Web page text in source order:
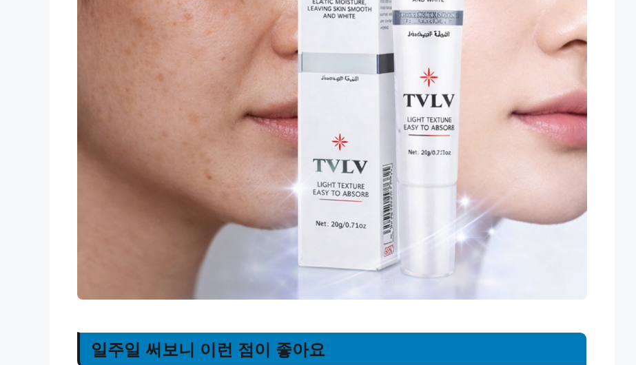
일주일 써보니 이런 점이 좋아요